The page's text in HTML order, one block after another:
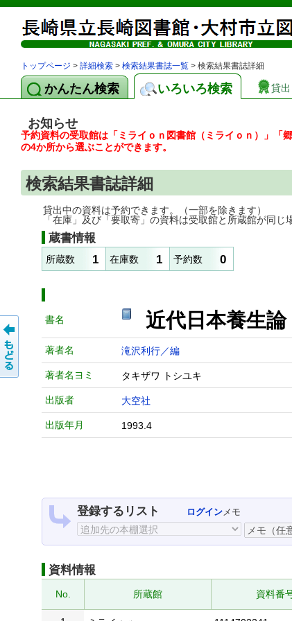
トップページ > 詳細検索 > 検索結果書誌一覧 > 検索結果書誌詳細
かんたん検索 いろいろ検索 貸
お知らせ
予約資料の受取館は「ミライｏｎ図書館（ミライｏｎ）」「
の4か所から選ぶことができます。
検索結果書誌詳細
貸出中の資料は予約できます。（一部を除きます）
「在庫」及び「要取寄」の資料は受取館と所蔵館が同じ
蔵書情報
所蔵数 1 在庫数 1 予約数 0
書名 近代日本養生
著者名 滝沢利行／編
著者名ヨミ タキザワ トシユキ
出版者 大空社
出版年月 1993.4
登録するリスト ログインメモ
資料情報
No. 所蔵館 資料番